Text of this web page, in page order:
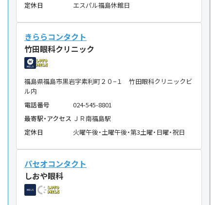
定休日
エスパル福島休館日
きららコンタクト
竹田眼科クリニック
福島県福島市黒岩字素利町２０−１ 竹田眼科クリニックビ
ル内
電話番号
024-545-8801
最寄駅・アクセス ＪＲ南福島駅
定休日
火曜午後・土曜午後・第3土曜・日曜・祝日
パセオコンタクト
しおや眼科